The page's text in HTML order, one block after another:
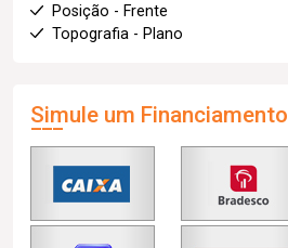
Posição - Frente
Topografia - Plano
Simule um Financiamento